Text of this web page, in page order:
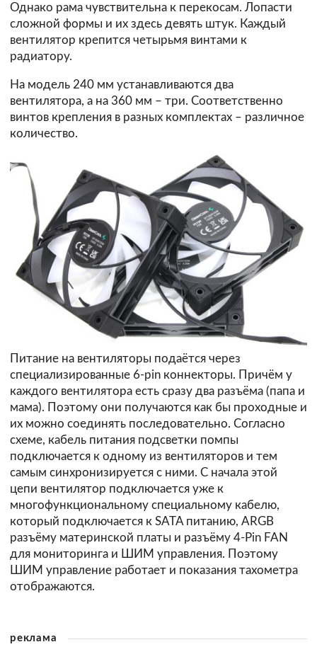
Однако рама чувствительна к перекосам. Лопасти
сложной формы и их здесь девять штук. Каждый
вентилятор крепится четырьмя винтами к
радиатору.
На модель 240 мм устанавливаются два
вентилятора, а на 360 мм – три. Соответственно
винтов крепления в разных комплектах – различное
количество.
Питание на вентиляторы подаётся через
специализированные 6-pin коннекторы. Причём у
каждого вентилятора есть сразу два разъёма (папа и
мама). Поэтому они получаются как бы проходные и
их можно соединять последовательно. Согласно
схеме, кабель питания подсветки помпы
подключается к одному из вентиляторов и тем
самым синхронизируется с ними. С начала этой
цепи вентилятор подключается уже к
многофункциональному специальному кабелю,
который подключается к SATA питанию, ARGB
разъёму материнской платы и разъёму 4-Pin FAN
для мониторинга и ШИМ управления. Поэтому
ШИМ управление работает и показания тахометра
отображаются.
реклама